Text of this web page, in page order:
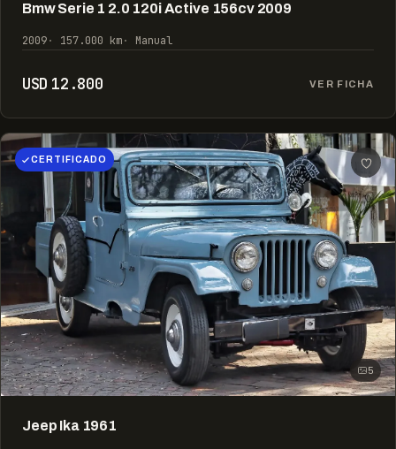
Bmw Serie 1 2.0 120i Active 156cv 2009
2009 157.000 km Manual
USD 12.800 VER FICHA
CERTIFICADO
5
Jeep Ika 1961